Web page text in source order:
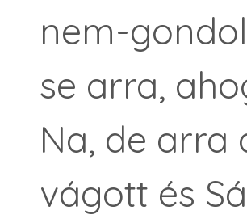
nem-
se arra,
Na, de arra
vágott és